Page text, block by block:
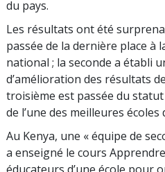
du pays.
Les résultats ont été
passée de la dernière place à
national ; la seconde a établi
d’amélioration des résultats
troisième est passée du statut
de l’une des meilleures écoles
Au Kenya, une « équipe de
a enseigné le cours